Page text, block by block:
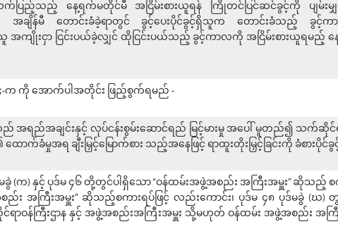
ြည့်သည့် နေ့ရက်မတိုင်မီ အငြိမ်းစားယူရန် ကြိုတင်ပြင်ဆင်ခွင့်ကို ပျမ်းမျှ
အချိန်မီ တောင်းခံခဲ့ရာတွင် ခွင့်ပေးပိုင်ခွင့်ရှိသူက တောင်းခံသည့် ခွင့်က
ကျိုးငှာ ငြင်းပယ်ခဲ့လျှင် ထိုငြင်းပယ်သည့် ခွင့်ကာလကို အငြိမ်းစားယူရမည့် န
၄-က ကို အောက်ပါအတိုင်း ဖြည့်စွက်ရမည် -
အရည်အချင်းနှင့် လုပ်ငန်းစွမ်းဆောင်ရည် မြင့်မားမှု အပေါ် မူတည်၍ သက်ဆိုင်
ောက်ခံမှုအရ ချီးမြှင့်မြောက်စား သည့်အနေဖြင့် ရာထူးတိုးမြှင့်ခြင်းကို ခံစားပိုင်
ဒ်မခွဲ (က) နှင့် ပုဒ်မ ၄၆ တို့တွင်ပါရှိသော “ဝန်ထမ်းအဖွဲ့အစည်း အကြီးအမှူး” ဆိုသည့် စ
အကြီးအမှူး” ဆိုသည့်စကားရပ်ဖြင့် လည်းကောင်း၊ ပုဒ်မ ၄၈ ပုဒ်မခွဲ (ဃ) တွ
ာဝန်ကြီးဌာန နှင့် အဖွဲ့အစည်းအကြီးအမှူး သို့မဟုတ် ဝန်ထမ်း အဖွဲ့အစည်း အက